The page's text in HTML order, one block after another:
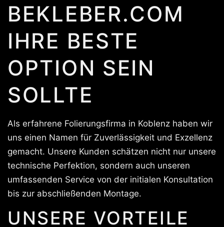
BEKLEBER.COM
IHRE BESTE
OPTION SEIN
SOLLTE
Als erfahrene Folierungsfirma in Koblenz haben wir
uns einen Namen für Zuverlässigkeit und Exzellenz
gemacht. Unsere Kunden schätzen nicht nur unsere
technische Perfektion, sondern auch unseren
umfassenden Service von der initialen Konsultation
bis zur abschließenden Montage.
UNSERE VORTEILE